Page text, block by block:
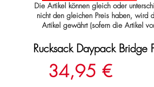
Die Artikel können gleich oder
nicht den gleichen Preis haben, wird
Artikel gewährt (sofern die Artikel
Rucksack Daypack
34,95 €